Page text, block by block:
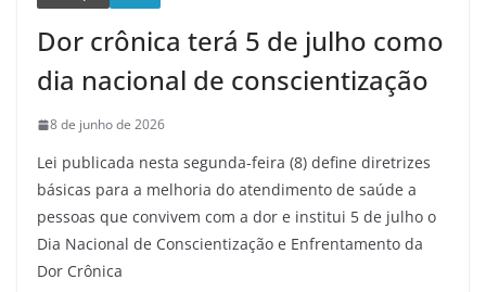
Dor crônica terá 5 de julho como
dia nacional de conscientização
8 de junho de 2026
Lei publicada nesta segunda-feira (8) define diretrizes
básicas para a melhoria do atendimento de saúde a
pessoas que convivem com a dor e institui 5 de julho o
Dia Nacional de Conscientização e Enfrentamento da
Dor Crônica